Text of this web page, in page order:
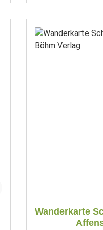
Wanderkarte